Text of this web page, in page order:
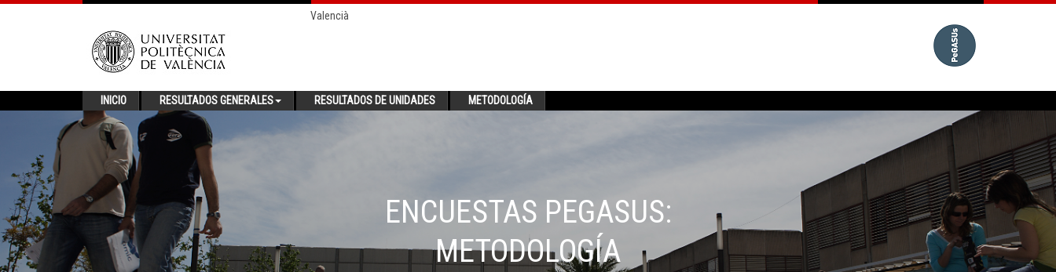
Valencià
INICIO RESULTADOS GENERALES RESULTADOS DE UNIDADES METODOLOGÍA
ENCUESTAS PEGASUS:
METODOLOGÍA